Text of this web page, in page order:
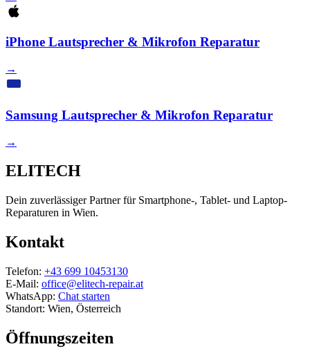
iPhone Lautsprecher & Mikrofon Reparatur
→
Samsung Lautsprecher & Mikrofon Reparatur
→
ELITECH
Dein zuverlässiger Partner für Smartphone-, Tablet- und Laptop-
Reparaturen in Wien.
Kontakt
Telefon: +43 699 10453130
E-Mail: office@elitech-repair.at
WhatsApp: Chat starten
Standort: Wien, Österreich
Öffnungszeiten